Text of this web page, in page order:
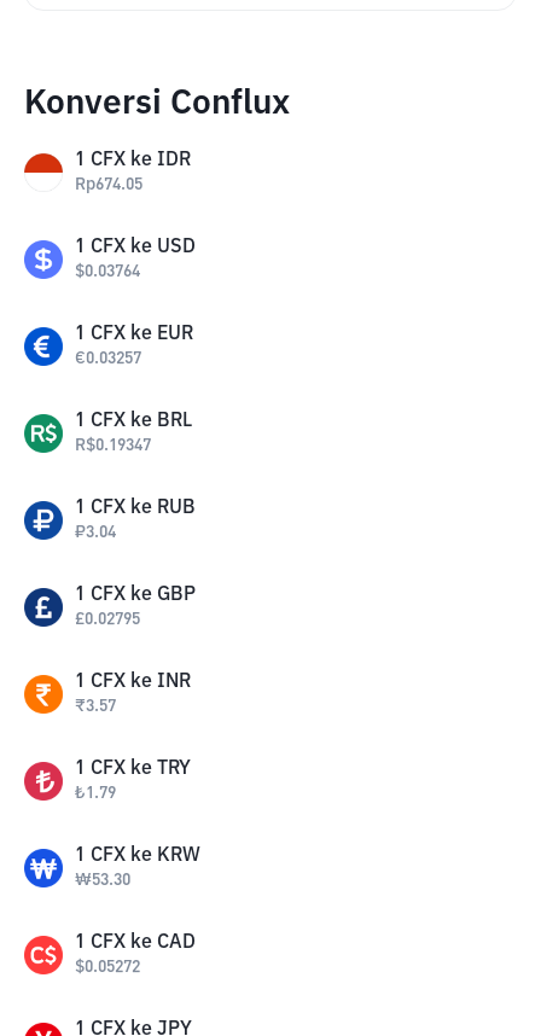
Konversi Conflux
1 CFX ke IDR
Rp674.05
1 CFX ke USD
$0.03764
1 CFX ke EUR
€0.03257
1 CFX ke BRL
R$0.19347
1 CFX ke RUB
₽3.04
1 CFX ke GBP
£0.02795
1 CFX ke INR
₹3.57
1 CFX ke TRY
₺1.79
1 CFX ke KRW
₩53.30
1 CFX ke CAD
$0.05272
1 CFX ke JPY